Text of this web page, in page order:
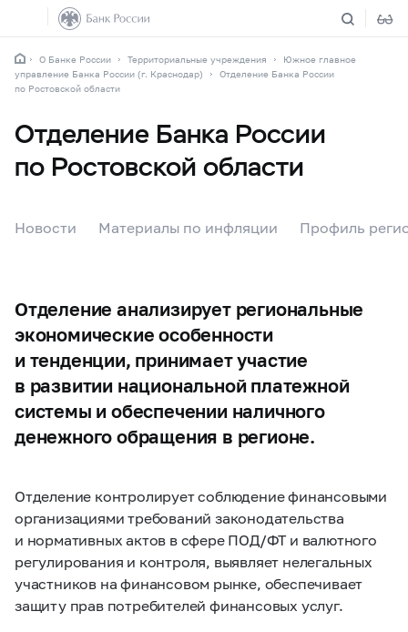
О Банке России Территориальные учреждения
Южное главное
управление Банка России (г. Краснодар)
Отделение Банка России
по Ростовской области
Отделение Банка России
по Ростовской области
Новости Материалы по инфляции Профиль
Отделение анализирует региональные
экономические особенности
и тенденции, принимает участие
в развитии национальной платежной
системы и обеспечении наличного
денежного обращения в регионе.
Отделение контролирует соблюдение финансовыми
организациями требований законодательства
и нормативных актов в сфере ПОД/ФТ и валютного
регулирования и контроля, выявляет нелегальных
участников на финансовом рынке, обеспечивает
защиту прав потребителей финансовых услуг.